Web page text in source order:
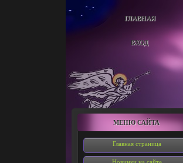
ГЛАВНАЯ
ВХОД
МЕНЮ САЙТА
Главная страница